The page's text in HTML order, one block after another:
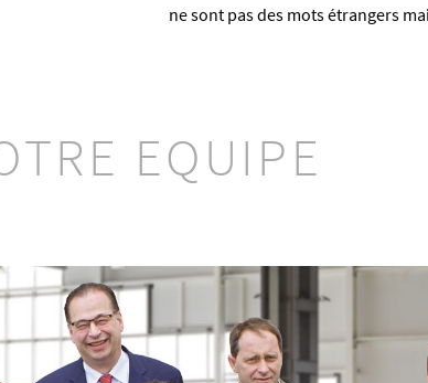
ne sont pas des mots étrangers
EQUIPE